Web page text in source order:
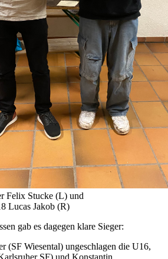
Felix Stucke (L) und
Lucas Jakob (R)
gab es dagegen klare Sieger:
(SF Wiesental) ungeschlagen die U16,
SF) und Konstantin